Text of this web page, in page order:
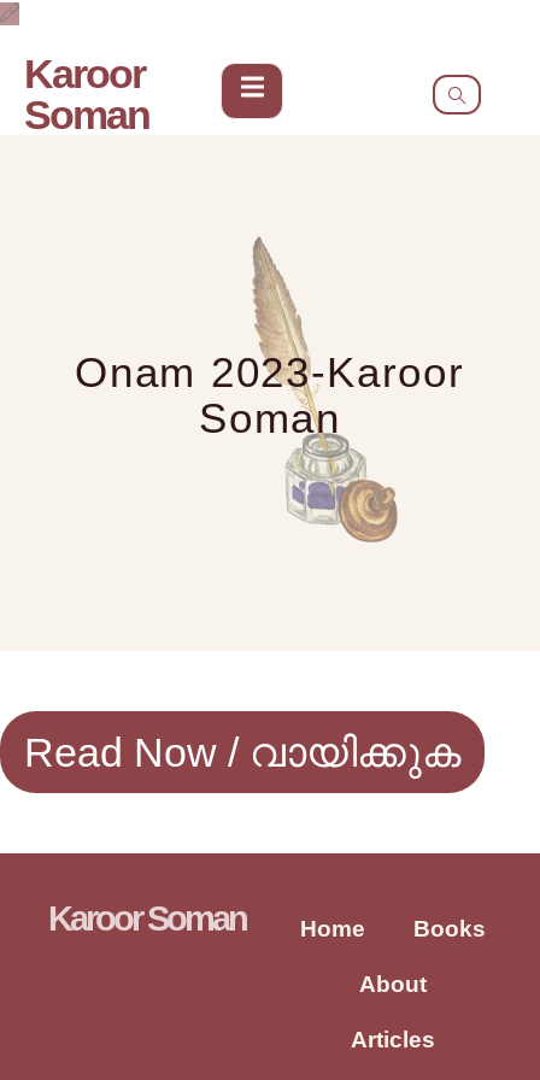
Karoor
Soman
Onam 2023-Karoor
Soman
Read Now / വായിക്കുക
Karoor Soman Home Books
About
Articles